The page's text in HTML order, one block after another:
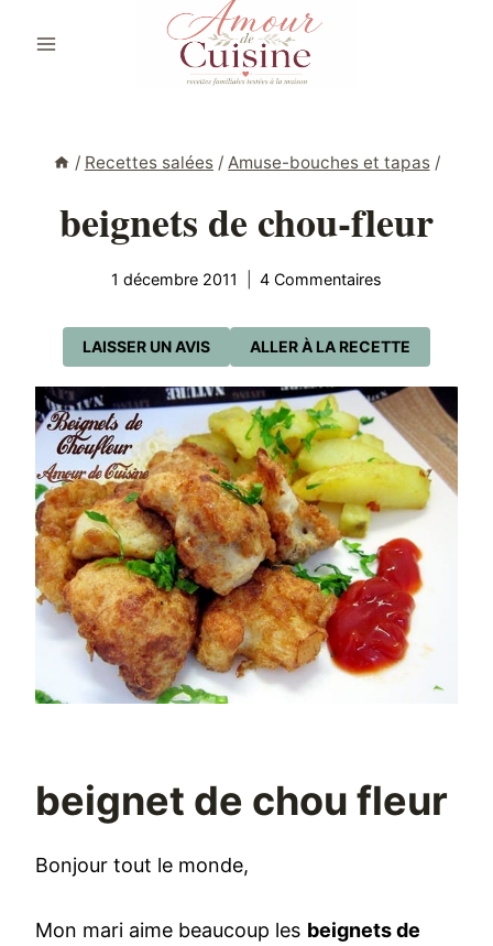
/ Recettes salées / Amuse-bouches et tapas /
beignets de chou-fleur
1 décembre 2011 4 Commentaires
ALLER À LA RECETTE
LAISSER UN AVIS
beignet de chou fleur
Bonjour tout le monde,
Mon mari aime beaucoup les beignets de